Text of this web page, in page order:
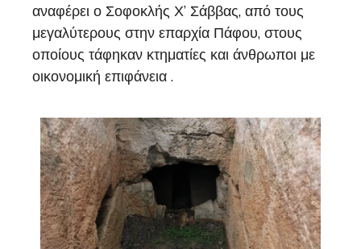
αναφέρει ο Σοφοκλής Χ’ Σάββας, από τους
μεγαλύτερους στην επαρχία Πάφου, στους
οποίους τάφηκαν κτηματίες και άνθρωποι με
οικονομική επιφάνεια .